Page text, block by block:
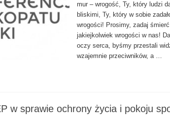
mur – wrogość, Ty, który ludzi
bliskimi, Ty, który w sobie
wrogości! Prosimy, zadaj
jakiejkolwiek wrogości w nas!
oczy serca, byśmy przestali
wzajemnie przeciwników, a …
w sprawie ochrony życia i pokoju